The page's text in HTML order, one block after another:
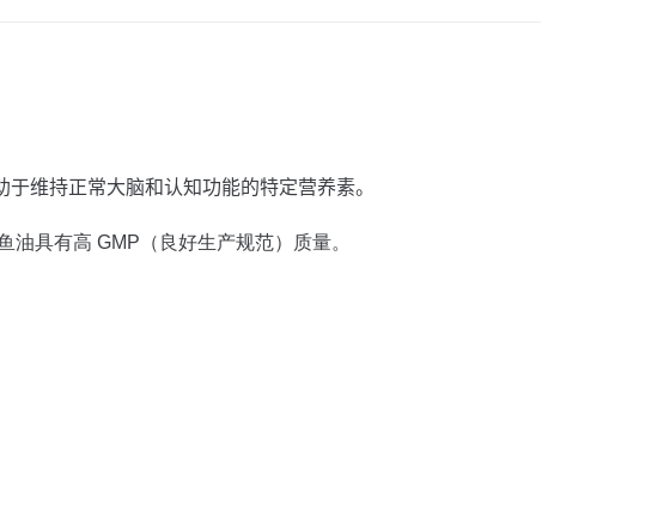
维持正常大脑和认知功能的特定营养素。
具有高 GMP（良好生产规范）质量。